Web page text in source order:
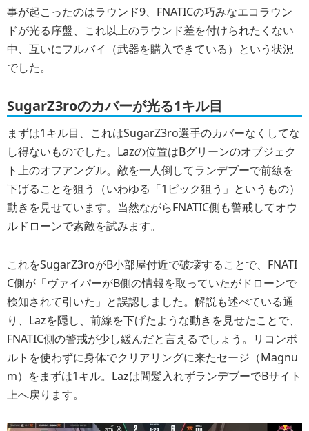
事が起こったのはラウンド9、FNATICの巧みなエコラウン
ドが光る序盤、これ以上のラウンド差を付けられたくない
中、互いにフルバイ（武器を購入できている）という状況
でした。
SugarZ3roのカバーが光る1キル目
まずは1キル目、これはSugarZ3ro選手のカバーなくしてな
し得ないものでした。Lazの位置はBグリーンのオブジェク
ト上のオフアングル。敵を一人倒してランデブーで前線を
下げることを狙う（いわゆる「1ピック狙う」というもの）
動きを見せています。当然ながらFNATIC側も警戒してオウ
ルドローンで索敵を試みます。
これをSugarZ3roがB小部屋付近で破壊することで、FNATI
C側が「ヴァイパーがB側の情報を取っていたがドローンで
検知されて引いた」と誤認しました。解説も述べている通
り、Lazを隠し、前線を下げたような動きを見せたことで、
FNATIC側の警戒が少し緩んだと言えるでしょう。リコンボ
ルトを使わずに身体でクリアリングに来たセージ（Magnu
m）をまずは1キル。Lazは間髪入れずランデブーでBサイト
上へ戻ります。